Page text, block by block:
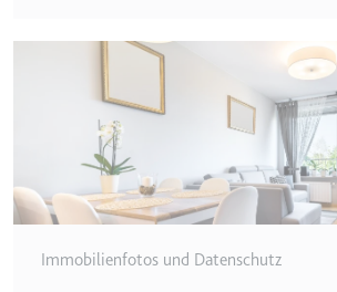
yt-icons-last-purged
Anbieter:
youtube.com
Zweck:
Notwendig für die
Implementierung und
Funktionalität von
Immobilienfotos und Datenschutz